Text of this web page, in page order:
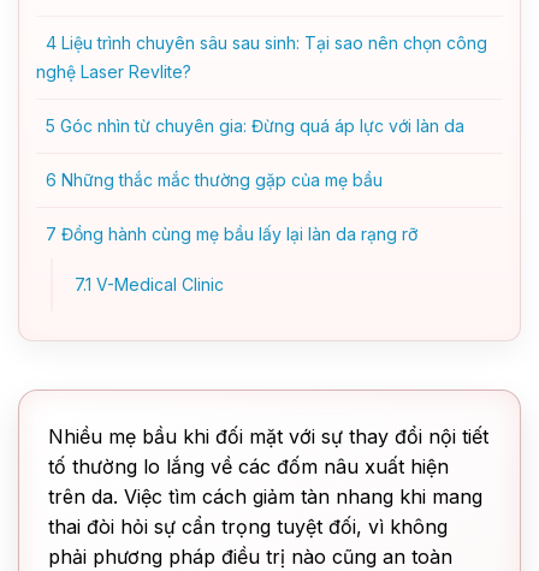
4 Liệu trình chuyên sâu sau sinh: Tại sao nên chọn công
nghệ Laser Revlite?
5 Góc nhìn từ chuyên gia: Đừng quá áp lực với làn da
6 Những thắc mắc thường gặp của mẹ bầu
7 Đồng hành cùng mẹ bầu lấy lại làn da rạng rỡ
7.1 V-Medical Clinic
Nhiều mẹ bầu khi đối mặt với sự thay đổi nội tiết
tố thường lo lắng về các đốm nâu xuất hiện
trên da. Việc tìm cách giảm tàn nhang khi mang
thai đòi hỏi sự cẩn trọng tuyệt đối, vì không
phải phương pháp điều trị nào cũng an toàn